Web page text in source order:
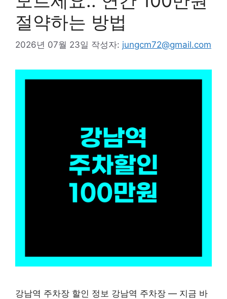
절약하는 방법
2026년 07월 23일 작성자: jungcm72@gmail.com
강남역 주차장 할인 정보 강남역 주차장 — 지금 바